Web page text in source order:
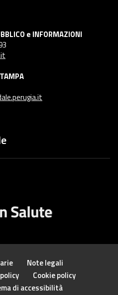
e INFORMAZIONI
Note legali
Cookie policy
di accessibilità